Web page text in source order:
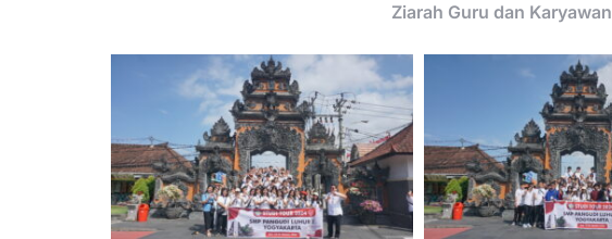
Ziarah Guru dan Karyawan